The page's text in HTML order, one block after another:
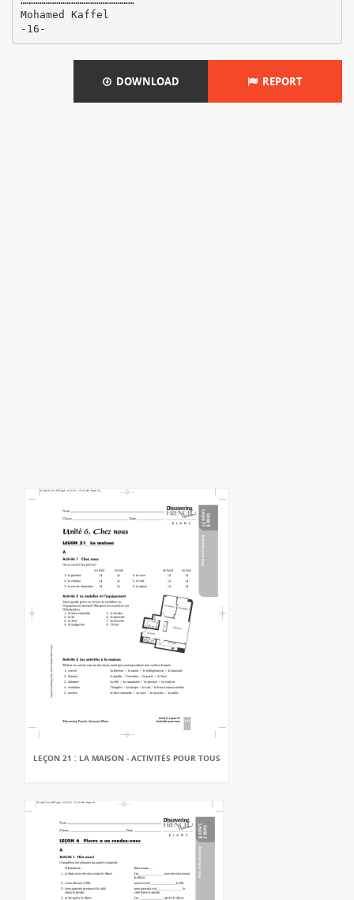
DOWNLOAD REPORT
LEÇON 21 : LA MAISON - ACTIVITÉS POUR TOUS